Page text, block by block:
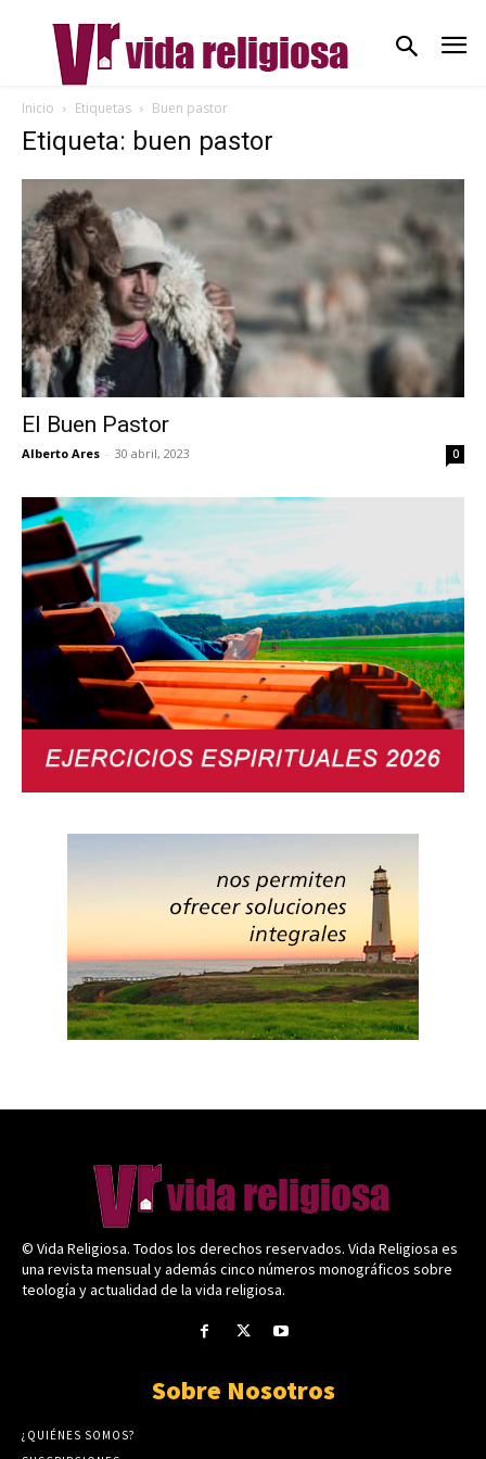
Inicio Etiquetas Buen pastor
Etiqueta: buen pastor
El Buen Pastor
Alberto Ares - 30 abril, 2023 0
© Vida Religiosa. Todos los derechos reservados. Vida Religiosa es
una revista mensual y además cinco números monográficos sobre
teología y actualidad de la vida religiosa.
Sobre Nosotros
¿QUIÉNES SOMOS?